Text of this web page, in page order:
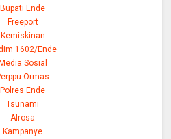
Bupati Ende
Freeport
Kemiskinan
1602/Ende
Sosial
Ormas
Polres Ende
Tsunami
Alrosa
Kampanye